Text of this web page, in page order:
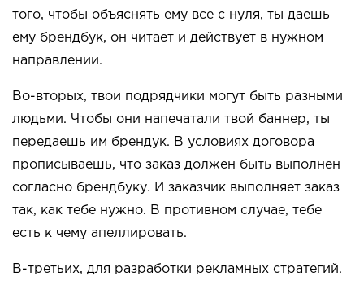
того, чтобы объяснять ему все с нуля, ты даешь
ему брендбук, он читает и действует в нужном
направлении.
Во-вторых, твои подрядчики могут быть разными
людьми. Чтобы они напечатали твой баннер, ты
передаешь им брендук. В условиях договора
прописываешь, что заказ должен быть выполнен
согласно брендбуку. И заказчик выполняет заказ
так, как тебе нужно. В противном случае, тебе
есть к чему апеллировать.
В-третьих, для разработки рекламных стратегий.